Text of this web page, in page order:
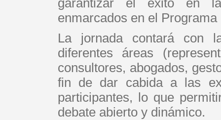
garantizar el éxito en
enmarcados en el
La jornada contará con
diferentes áreas
consultores, abogados,
fin de dar cabida a las
participantes, lo que
debate abierto y dinámico.